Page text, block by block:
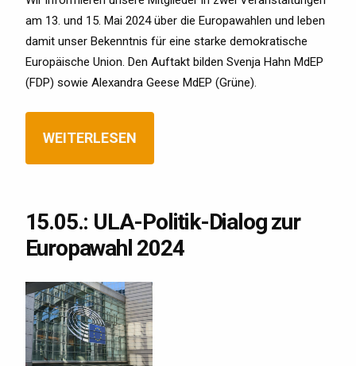
am 13. und 15. Mai 2024 über die Europawahlen und leben
damit unser Bekenntnis für eine starke demokratische
Europäische Union. Den Auftakt bilden Svenja Hahn MdEP
(FDP) sowie Alexandra Geese MdEP (Grüne).
WEITERLESEN
15.05.: ULA-Politik-Dialog zur
Europawahl 2024